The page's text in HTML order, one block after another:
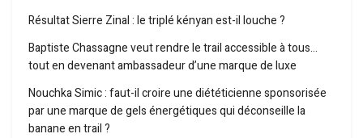
Résultat Sierre Zinal : le triplé kényan est-il louche ?
Baptiste Chassagne veut rendre le trail accessible à tous…
tout en devenant ambassadeur d’une marque de luxe
Nouchka Simic : faut-il croire une diététicienne sponsorisée
par une marque de gels énergétiques qui déconseille la
banane en trail ?